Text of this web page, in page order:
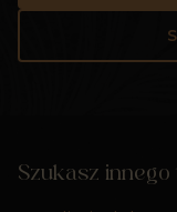
Szukasz innego